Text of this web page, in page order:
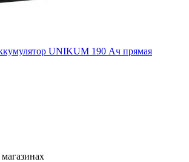
UNIKUM 190 Ач прямая